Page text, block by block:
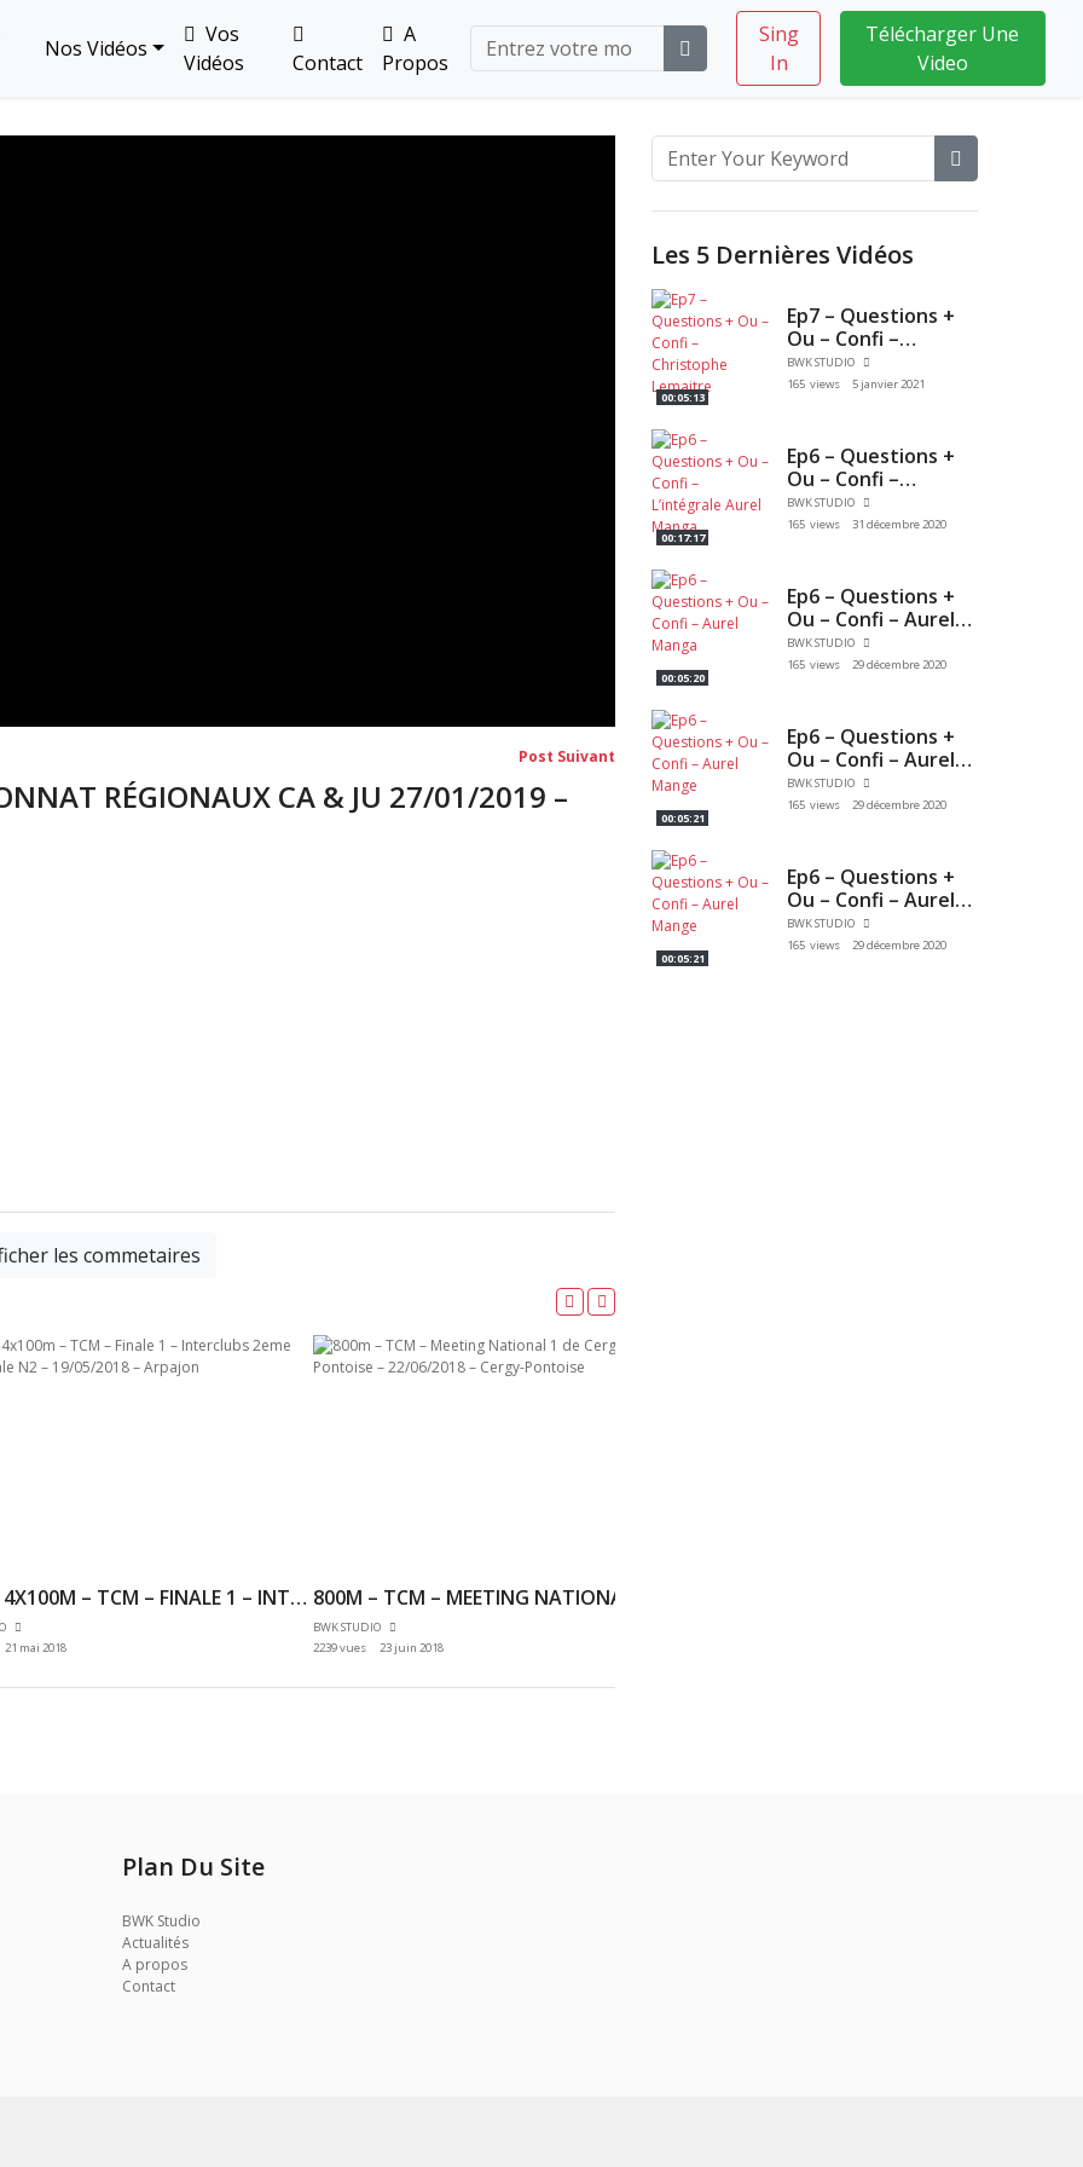
Nos Vidéos
Vos
Vidéos
Contact
A
Propos
Sing
In
Télécharger Une
Video
Post Suivant
suivant:
RÉGIONAUX CA & JU 27/01/2019 –
les commetaires
RELAIS 4X100M – TCM – FINALE 1 – INTERCLUBS 2EME TOUR FINALE N2 – 19/05/2018 – ARPAJON
21 mai 2018
BWK STUDIO
2239 vues
23 juin 2018
Les 5 Dernières Vidéos
00:05:13
Ep7 – Questions +
Ou – Confi –
Christophe
Lemaitre
BWK STUDIO
165 views
5 janvier 2021
00:17:17
Ep6 – Questions +
Ou – Confi –
L’intégrale Aurel
Manga
BWK STUDIO
165 views
31 décembre 2020
00:05:20
Ep6 – Questions +
Ou – Confi – Aurel
Manga
BWK STUDIO
165 views
29 décembre 2020
00:05:21
Ep6 – Questions +
Ou – Confi – Aurel
Mange
BWK STUDIO
165 views
29 décembre 2020
00:05:21
Ep6 – Questions +
Ou – Confi – Aurel
Mange
BWK STUDIO
165 views
29 décembre 2020
Plan Du Site
BWK Studio
Actualités
A propos
Contact